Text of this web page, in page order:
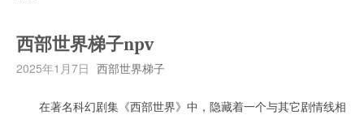
西部世界梯子npv
2025年1月7日 西部世界梯子
在著名科幻剧集《西部世界》中，隐藏着一个与其它剧情线相